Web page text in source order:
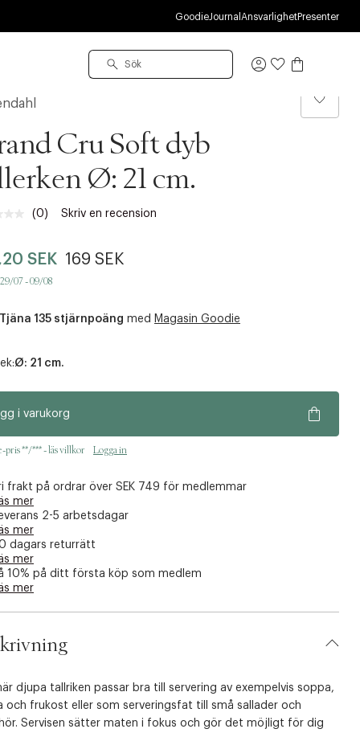
GoodieJournal AnsvarlighetPresenter
Logga
Cru Soft dyb
Ø: 21 cm.
Inget
till
sida.
(0) Skriv en recension
SEK 169 SEK
07 - 09/08
Tjäna 135 stjärnpoäng med Magasin Goodie
Ø: 21 cm.
i varukorg
pris **/*** - läs villkor Logga in
frakt på ordrar över SEK 749 för medlemmar
mer
2-5 arbetsdagar
mer
dagars returrätt
mer
10% på ditt första köp som medlem
mer
djupa tallriken passar bra till servering av exempelvis soppa,
och frukost eller som serveringsfat till små sallader och
Servisen sätter maten i fokus och gör det möjligt för dig